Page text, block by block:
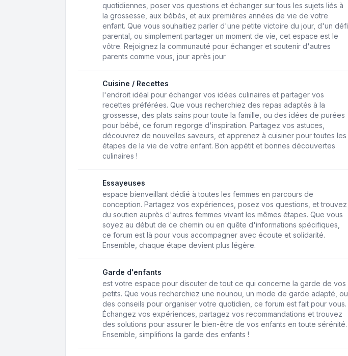
quotidiennes, poser vos questions et échanger sur tous les sujets liés à
la grossesse, aux bébés, et aux premières années de vie de votre
enfant. Que vous souhaitiez parler d'une petite victoire du jour, d'un défi
parental, ou simplement partager un moment de vie, cet espace est le
vôtre. Rejoignez la communauté pour échanger et soutenir d'autres
parents comme vous, jour après jour
Cuisine / Recettes
l'endroit idéal pour échanger vos idées culinaires et partager vos
recettes préférées. Que vous recherchiez des repas adaptés à la
grossesse, des plats sains pour toute la famille, ou des idées de purées
pour bébé, ce forum regorge d'inspiration. Partagez vos astuces,
découvrez de nouvelles saveurs, et apprenez à cuisiner pour toutes les
étapes de la vie de votre enfant. Bon appétit et bonnes découvertes
culinaires !
Essayeuses
espace bienveillant dédié à toutes les femmes en parcours de
conception. Partagez vos expériences, posez vos questions, et trouvez
du soutien auprès d'autres femmes vivant les mêmes étapes. Que vous
soyez au début de ce chemin ou en quête d'informations spécifiques,
ce forum est là pour vous accompagner avec écoute et solidarité.
Ensemble, chaque étape devient plus légère.
Garde d'enfants
est votre espace pour discuter de tout ce qui concerne la garde de vos
petits. Que vous recherchiez une nounou, un mode de garde adapté, ou
des conseils pour organiser votre quotidien, ce forum est fait pour vous.
Échangez vos expériences, partagez vos recommandations et trouvez
des solutions pour assurer le bien-être de vos enfants en toute sérénité.
Ensemble, simplifions la garde des enfants !